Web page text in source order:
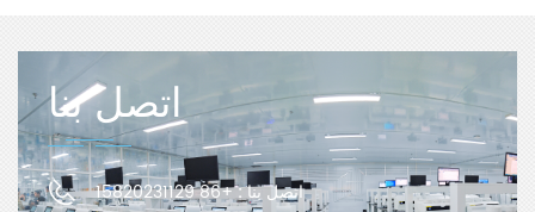
اتصل بنا
اتصل بنا :+86 15820231129